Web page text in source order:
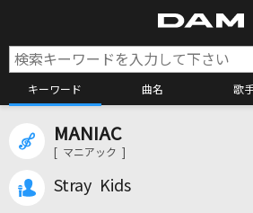
キーワード 曲名 歌
MANIAC
[ マニアック ]
Stray Kids